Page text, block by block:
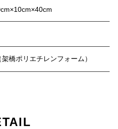
橋ポリエチレンフォーム）